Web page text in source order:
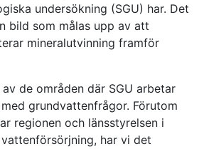
undersökning (SGU) har. Det
bild som målas upp av att
mineralutvinning framför
de områden där SGU arbetar
grundvattenfrågor. Förutom
regionen och länsstyrelsen i
har vi det